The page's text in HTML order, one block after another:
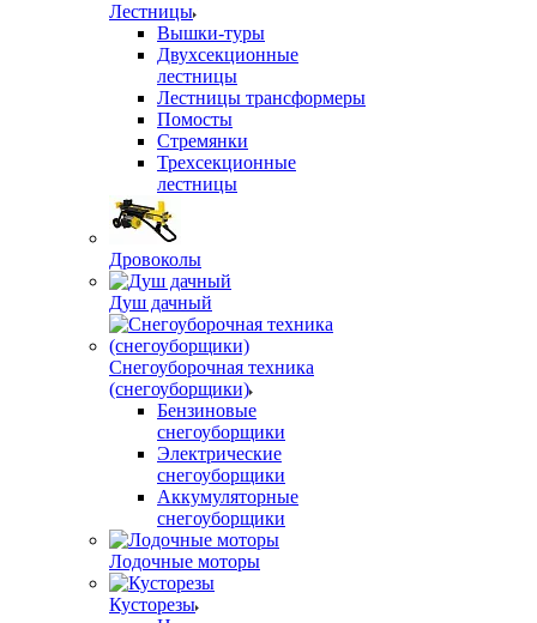
Лестницы
Вышки-туры
Двухсекционные
лестницы
Лестницы трансформеры
Помосты
Стремянки
Трехсекционные
лестницы
Дровоколы
Душ дачный
Снегоуборочная техника
(снегоуборщики)
Бензиновые
снегоуборщики
Электрические
снегоуборщики
Аккумуляторные
снегоуборщики
Лодочные моторы
Кусторезы